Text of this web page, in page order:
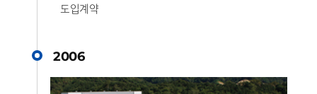
도입계약
2006